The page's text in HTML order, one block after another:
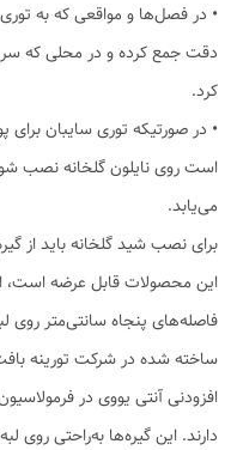
• در فصل‌ها و مواقعی که به توری
دقت جمع کرده و در محلی که
کرد.
• در صورتیکه توری سایبان
است روی نایلون گلخانه نصب
می‌یابد.
برای نصب شید گلخانه‌ باید از
این محصولات قابل عرضه است،
فاصله‌های پنجاه سانتی‌متر
ساخته شده در شرکت تورینه
افزودنی آنتی یووی در
دارند. این گیره‌ها به‌راحتی